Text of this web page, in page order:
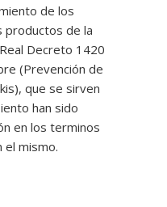
de los
productos de la
Decreto 1420
(Prevención de
que se sirven
han sido
en los terminos
el mismo.